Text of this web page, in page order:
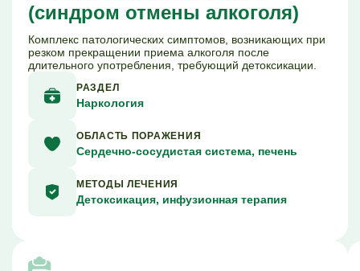
(синдром отмены алкоголя)
Комплекс патологических симптомов, возникающих при
резком прекращении приема алкоголя после
длительного употребления, требующий детоксикации.
РАЗДЕЛ
Наркология
ОБЛАСТЬ ПОРАЖЕНИЯ
Сердечно-сосудистая система, печень
МЕТОДЫ ЛЕЧЕНИЯ
Детоксикация, инфузионная терапия